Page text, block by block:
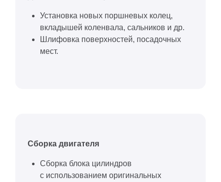
Установка новых поршневых колец,
вкладышей коленвала, сальников и др.
Шлифовка поверхностей, посадочных
мест.
Сборка двигателя
Сборка блока цилиндров
с использованием оригинальных